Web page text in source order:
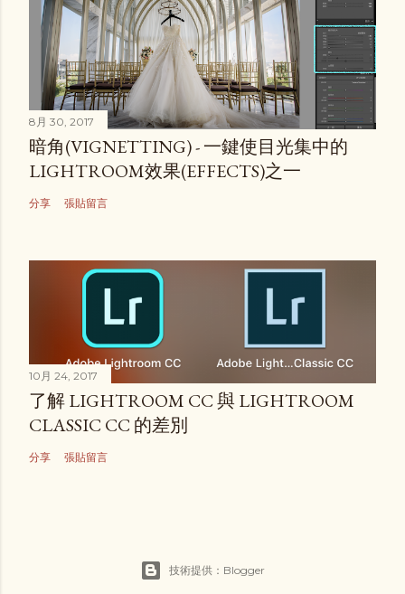
8月 30, 2017
暗角(VIGNETTING) - 一鍵使目光集中的
LIGHTROOM效果(EFFECTS)之一
分享 張貼留言
10月 24, 2017
了解 LIGHTROOM CC 與 LIGHTROOM
CLASSIC CC 的差別
分享 張貼留言
技術提供：Blogger